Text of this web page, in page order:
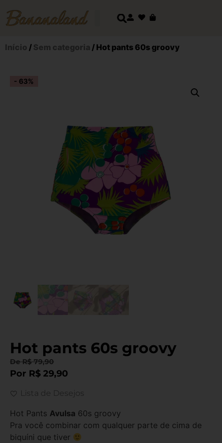
Início / Sem categoria / Hot pants 60s groovy
- 63%
Hot pants 60s groovy
DeR$79,90
Por R$ 29,90
Lista de Desejos
Hot Pants Avulsa 60s groovy
Pra você combinar com qualquer parte de cima de
biquíni que tiver